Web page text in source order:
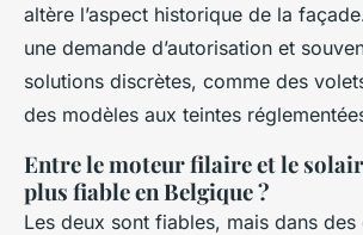
altère l’aspect historique de la
une demande d’autorisation et
solutions discrètes, comme des
des modèles aux teintes
Entre le moteur filaire et le
plus fiable en Belgique ?
Les deux sont fiables, mais dans des